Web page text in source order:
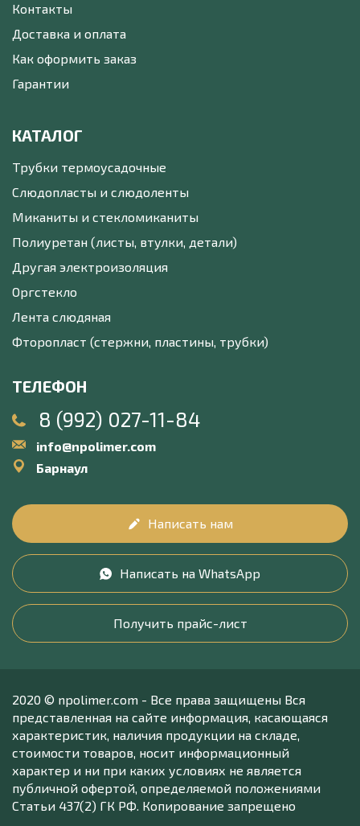
Контакты
Доставка и оплата
Как оформить заказ
Гарантии
КАТАЛОГ
Трубки термоусадочные
Слюдопласты и слюдоленты
Миканиты и стекломиканиты
Полиуретан (листы, втулки, детали)
Другая электроизоляция
Оргстекло
Лента слюдяная
Фторопласт (стержни, пластины, трубки)
ТЕЛЕФОН
8 (992) 027-11-84
info@npolimer.com
Барнаул
Написать нам
Написать на WhatsApp
Получить прайс-лист
2020 © npolimer.com - Все права защищены Вся
представленная на сайте информация, касающаяся
характеристик, наличия продукции на складе,
стоимости товаров, носит информационный
характер и ни при каких условиях не является
публичной офертой, определяемой положениями
Статьи 437(2) ГК РФ. Копирование запрещено